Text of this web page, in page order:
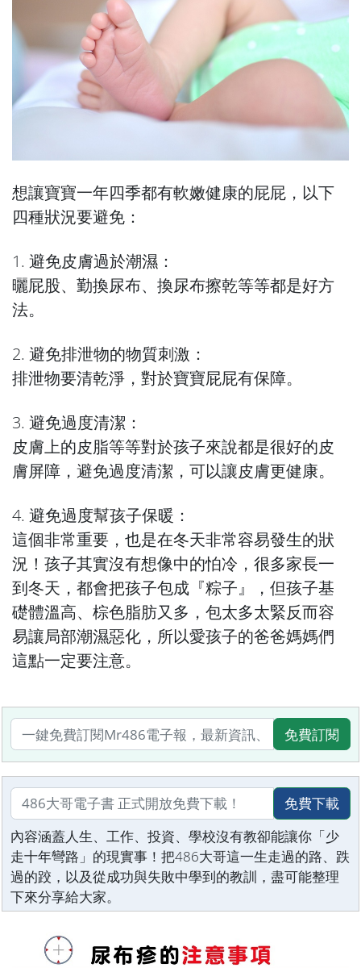
想讓寶寶一年四季都有軟嫩健康的屁屁，以下
四種狀況要避免：
1. 避免皮膚過於潮濕：
曬屁股、勤換尿布、換尿布擦乾等等都是好方
法。
2. 避免排泄物的物質刺激：
排泄物要清乾淨，對於寶寶屁屁有保障。
3. 避免過度清潔：
皮膚上的皮脂等等對於孩子來說都是很好的皮
膚屏障，避免過度清潔，可以讓皮膚更健康。
4. 避免過度幫孩子保暖：
這個非常重要，也是在冬天非常容易發生的狀
況！孩子其實沒有想像中的怕冷，很多家長一
到冬天，都會把孩子包成『粽子』，但孩子基
礎體溫高、棕色脂肪又多，包太多太緊反而容
易讓局部潮濕惡化，所以愛孩子的爸爸媽媽們
這點一定要注意。
免費訂閱
免費下載
內容涵蓋人生、工作、投資、學校沒有教卻能讓你「少
走十年彎路」的現實事！把486大哥這一生走過的路、跌
過的跤，以及從成功與失敗中學到的教訓，盡可能整理
下來分享給大家。